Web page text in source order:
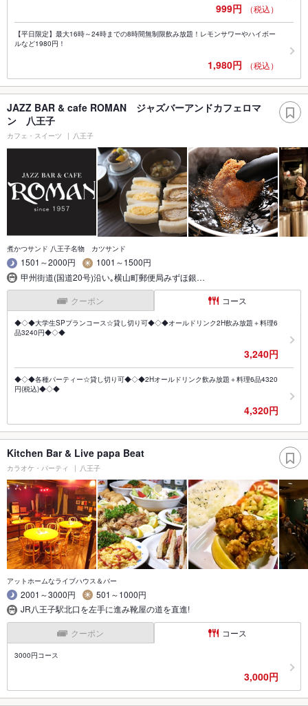
999円 （税込）
【平日限定】最大16時～24時までの8時間無制限飲み放題！レモンサワーやハイボー
ルなど1980円！
1,980円 （税込）
JAZZ BAR & cafe ROMAN ジャズバーアンドカフェロマ
ン 八王子
カフェ・スイーツ 八王子
煮かつサンド 八王子名物 カツサンド
1501～2000円
1001～1500円
甲州街道(国道20号)沿い｡横山町郵便局みずほ銀…
クーポン コース
◆◇◆大学生SPプランコース☆貸し切り可◆◇◆オールドリンク2H飲み放題＋料理6
品3240円◆◇◆
3,240円
◆◇◆各種パーティー☆貸し切り可◆◇◆2Hオールドリンク飲み放題＋料理6品4320
円(税込)◆◇◆
4,320円
Kitchen Bar & Live papa Beat
カラオケ・パーティ 八王子
アットホームなライブハウス＆バー
2001～3000円
501～1000円
JR八王子駅北口を左手に進み靴屋の道を直進!
クーポン コース
3000円コース
3,000円